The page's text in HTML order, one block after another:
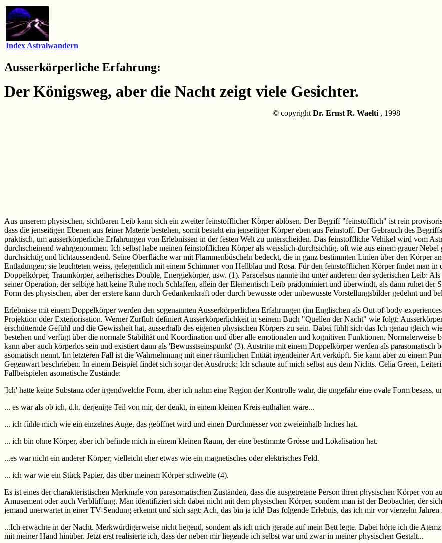
Index Astralwandern
Ausserkörperliche Erfahrung:
Der Königsweg, aber die Nacht zeigt viele Gesichter.
© copyright Dr. Ernst R. Waelti , 1998
Aus unserem physischen, sichtbaren Leib kann sich ein zweiter feinstofflicher Körper ablösen. Der Begriff "feinstofflich" ist rein
dass die jenseitigen Ebenen aus feiner Materie bestehen, somit besteht ein jenseitiger Körper eben aus Feinstoff. Der Gebrauch des
praktisch, um ausserkörperliche Erfahrungen von Erlebnissen in der festen Welt zu unterscheiden. Das feinstoffliche Vehikel wird vom
durchscheinend wahrgenommen. Ich selbst habe meinen feinstofflichen Körper als weisslich-durchsichtig, oft wie aus einem grauer
durchsichtig und lichtaussendend. Seine Oberfläche war mit Flammenbüscheln bedeckt, die in ganz bestimmten Linien über den Körper
Entladungen; sie leuchteten weiss, gelegentlich mit einem Schimmer von Hellblau und Rosa. Für den feinstofflichen Körper findet man
Doppelkörper, Traumkörper, aetherisches Double, Energiekörper, usw. (1). Paracelsus nannte ihn unter anderem den syderischen Leib:
seiner Operation, der selbige hatt keine Ruhe noch Schlaffen, allein der Elementisch Leib prädominiert und überwindt, als dann ruhet
Form des physischen, aber der erstere kann durch Gedankenkraft oder durch bewusste oder unbewusste Vorstellungsbilder gedehnt und
Erlebnisse mit einem Doppelkörper werden den sogenannten Ausserkörperlichen Erfahrungen (im Englischen als Out-of-body-
Projektion oder Exteriorisation. Werner Zurfluh definiert Ausserkörperlichkeit in seinem Buch "Quellen der Nacht" wie folgt:
erschütternde Gefühl und die Gewissheit hat, ausserhalb des eigenen physischen Körpers zu sein. Dabei fühlt sich das Ich genau gleich
bestehen und verfügt über die normale Stabilität und Koordination und über alle emotionalen und kognitiven Funktionen. Normalerweise
kann aber auch körperlos sein und existiert dann als 'Bewusstseinspunkt' (3). Austritte mit einem Doppelkörper werden als
asomatisch nennt. Im letzteren Fall ist die Wahrnehmung mit einer räumlichen Entität irgendeiner Art verküpft. Sie kann aber zu einem
Gegenwart beschrieben. In einem Beispiel findet sich sogar der Ausdruck: Ich schaute auf mich selbst aus dem Nichts. Celia Green,
Fallbeispielen asomatische Zustände:
'Ich' hatte keine Substanz oder irgendwelche Form, aber ich nahm eine Region der Kontrolle wahr, die ungefähr eine ovale Form besass,
... es war als ob ich, d.h. derjenige Teil von mir, der denkt, in einem kleinen Kreis enthalten wäre...
... ich fühle mich wie ein einzelnes Auge, das geöffnet wird und einen Durchmesser von zweieinhalb Inches hat.
... ich bin ohne Körper, aber ich befinde mich in einem kleinen Raum, der eine bestimmte Grösse und Lokalisation hat.
...es war nicht ein anderer Körper; vielleicht eher etwas wie ein magnetisches oder elektrisches Feld.
... ich war wie ein Stück Papier, das über meinem Körper schwebte (4).
Es ist eines der charakteristischen Merkmale von parasomatischen Zuständen, dass die ausgetretene Person ihren physischen Körper von
Amusement oder auch Verblüffung. Man identifiziert sich dabei nicht mit dem physischen Körper, sondern man ist der Beobachter, der
jemand unerwartet in einer TV-Sendung erkennt und sich sagt: Ach, das bin ja ich! Das folgende Erlebnis, das ich mir vor vierzehn
...Ich erwachte in der Nacht. Merkwürdigerweise nicht liegend, sondern als ich mich gerade auf mein Bett legte. Dabei hörte ich die
mit meiner Hand hinüber. Jetzt erst realisierte ich, dass der neben mir liegende ich selbst war und zwar in meiner physischen Gestalt...